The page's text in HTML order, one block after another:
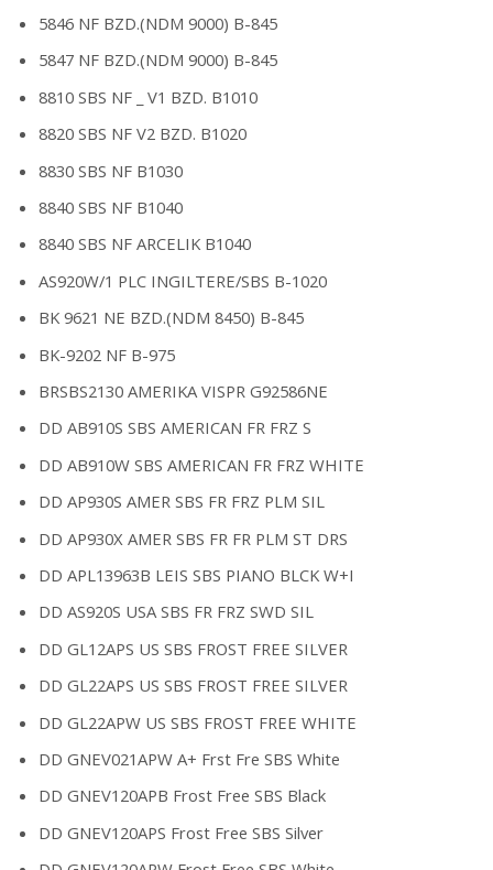
5846 NF BZD.(NDM 9000) B-845
5847 NF BZD.(NDM 9000) B-845
8810 SBS NF _ V1 BZD. B1010
8820 SBS NF V2 BZD. B1020
8830 SBS NF B1030
8840 SBS NF B1040
8840 SBS NF ARCELIK B1040
AS920W/1 PLC INGILTERE/SBS B-1020
BK 9621 NE BZD.(NDM 8450) B-845
BK-9202 NF B-975
BRSBS2130 AMERIKA VISPR G92586NE
DD AB910S SBS AMERICAN FR FRZ S
DD AB910W SBS AMERICAN FR FRZ WHITE
DD AP930S AMER SBS FR FRZ PLM SIL
DD AP930X AMER SBS FR FR PLM ST DRS
DD APL13963B LEIS SBS PIANO BLCK W+I
DD AS920S USA SBS FR FRZ SWD SIL
DD GL12APS US SBS FROST FREE SILVER
DD GL22APS US SBS FROST FREE SILVER
DD GL22APW US SBS FROST FREE WHITE
DD GNEV021APW A+ Frst Fre SBS White
DD GNEV120APB Frost Free SBS Black
DD GNEV120APS Frost Free SBS Silver